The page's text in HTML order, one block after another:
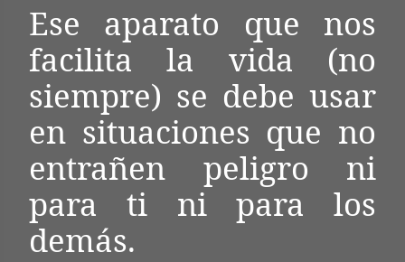
Ese aparato que nos
facilita la vida (no
siempre) se debe usar
en situaciones que no
entrañen peligro ni
para ti ni para los
demás.